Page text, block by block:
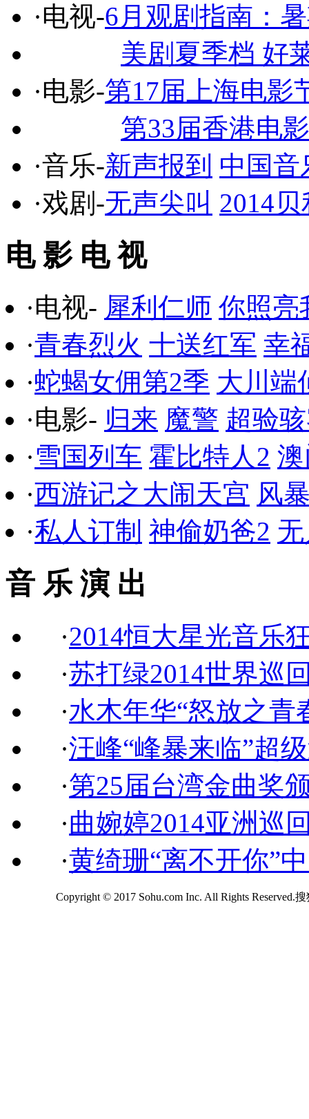
·电视-6月观剧指南：
美剧夏季档 好
·电影-第17届上海电影
第33届香港电
·音乐-新声报到 中国音
·戏剧-无声尖叫 2014
电 影 电 视
·电视- 犀利仁师 你照亮
·青春烈火 十送红军 幸
·蛇蝎女佣第2季 大川端
·电影- 归来 魔警 超验
·雪国列车 霍比特人2
·西游记之大闹天宫 风
·私人订制 神偷奶爸2
音 乐 演 出
·2014恒大星光音乐
·苏打绿2014世界巡
·水木年华“怒放之青
·汪峰“峰暴来临”超
·第25届台湾金曲奖
·曲婉婷2014亚洲巡
·黄绮珊“离不开你”
Copyright © 2017 Sohu.com Inc. All Rights Reserved.